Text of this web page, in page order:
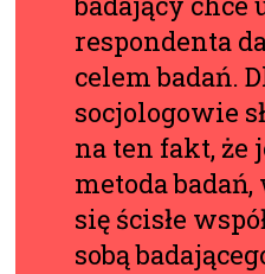
respondenta
celem badań.
socjologowie
na ten fakt, że
metoda
się ścisłe
sobą